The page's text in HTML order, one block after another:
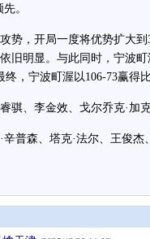
。
，开局一度将优势扩大到
旧明显。与此同时，宁波
，宁波町渥以106-73赢得
、李金效、戈尔乔克·加
普森、塔克·法尔、王俊杰